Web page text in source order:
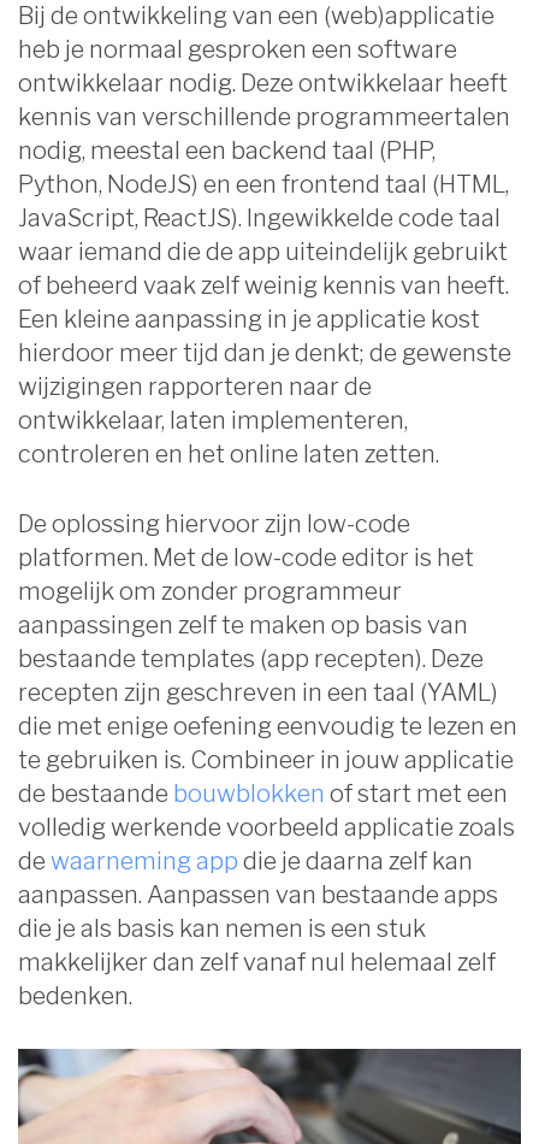
Bij de ontwikkeling van een (web)applicatie
heb je normaal gesproken een software
ontwikkelaar nodig. Deze ontwikkelaar heeft
kennis van verschillende programmeertalen
nodig, meestal een backend taal (PHP,
Python, NodeJS) en een frontend taal (HTML,
JavaScript, ReactJS). Ingewikkelde code taal
waar iemand die de app uiteindelijk gebruikt
of beheerd vaak zelf weinig kennis van heeft.
Een kleine aanpassing in je applicatie kost
hierdoor meer tijd dan je denkt; de gewenste
wijzigingen rapporteren naar de
ontwikkelaar, laten implementeren,
controleren en het online laten zetten.
De oplossing hiervoor zijn low-code
platformen. Met de low-code editor is het
mogelijk om zonder programmeur
aanpassingen zelf te maken op basis van
bestaande templates (app recepten). Deze
recepten zijn geschreven in een taal (YAML)
die met enige oefening eenvoudig te lezen en
te gebruiken is. Combineer in jouw applicatie
de bestaande bouwblokken of start met een
volledig werkende voorbeeld applicatie zoals
de waarneming app die je daarna zelf kan
aanpassen. Aanpassen van bestaande apps
die je als basis kan nemen is een stuk
makkelijker dan zelf vanaf nul helemaal zelf
bedenken.